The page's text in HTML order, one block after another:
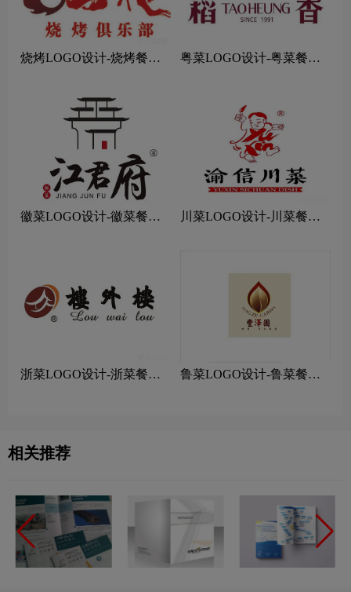
烧烤LOGO设计-烧烤餐饮
粤菜LOGO设计-粤菜餐饮
徽菜LOGO设计-徽菜餐饮
川菜LOGO设计-川菜餐饮
浙菜LOGO设计-浙菜餐饮
鲁菜LOGO设计-鲁菜餐饮
相关推荐